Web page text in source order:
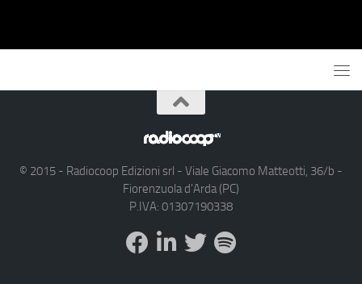
© 2015 - Radiocoop Edizioni srl - Viale Giacomo Matteotti, 36/b -
Fiorenzuola d'Arda (PC)
P.IVA: 01307190338